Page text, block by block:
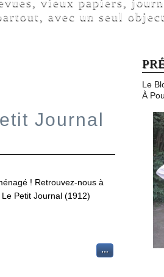
avec un seul
Journal
! Retrouvez-nous à
Petit Journal (1912)
…
Le
À